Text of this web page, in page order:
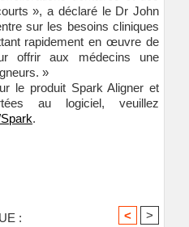
», a déclaré le Dr John
sur les besoins cliniques
rapidement en œuvre de
offrir aux médecins une
»
le produit Spark Aligner et
au logiciel, veuillez
.
: < >